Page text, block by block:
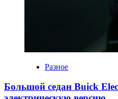
Разное
Большой седан Buick